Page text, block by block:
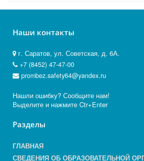
Наши контакты
г. Саратов, ул. Советская, д. 6А.
+7 (8452) 47-47-00
prombez.safety64@yandex.ru
Нашли ошибку? Сообщите нам!
Выделите и нажмите Ctr+Enter
Разделы
ГЛАВНАЯ
СВЕДЕНИЯ ОБ ОБРАЗОВАТЕЛЬНОЙ